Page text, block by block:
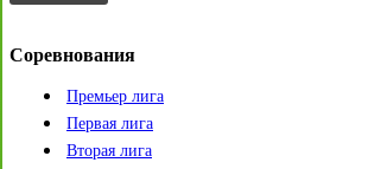
Соревнования
Премьер лига
Первая лига
Вторая лига